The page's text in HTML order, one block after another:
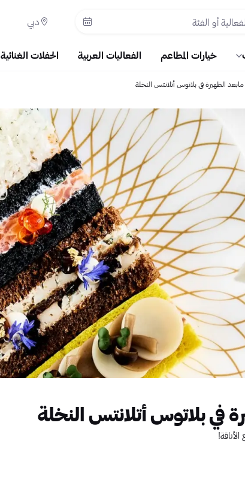
دبي
خيارات المطاعم الفعاليات العربية الحفلات الغنائية
الظهيرة في بلاتوس أتلانتس النخلة
في بلاتوس أتلانتس النخلة